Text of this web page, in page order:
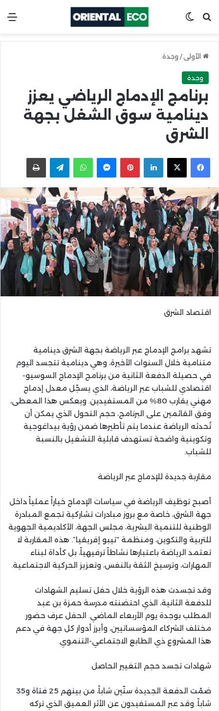
ابحث عنSwitch skin
الأولى / وجدة
وجدة
برنامج الإدماج الرياضي يعزز
دينامية سوق الشغل بجهة
الشرق
Facebook
X
LinkedIn
Pinterest
Messenger
WhatsApp
Telegramاطبعها
اقتصاد الشرق
تشهد برامج الإدماج عبر الرياضة بجهة الشرق دينامية
متنامية خلال السنوات الأخيرة، وهي دينامية تتجسد اليوم
في حصيلة الدفعة الثانية من برنامج الإدماج السوسيو-
اقتصادي للشباب عبر الرياضة، الذي يسجّل معدل إدماج
مهني يقارب 80% من المستفيدين. ويعكس هذا المعطى،
وفق القائمين على البرنامج، حجم التحول الذي يمكن أن
تُحدثه الرياضة عندما يتم تأطيرها ضمن رؤية بيداغوجية
وتكوينية واضحة تستهدف قابلية التشغيل بالنسبة
للشباب.
مقاربة جديدة للإدماج عبر الرياضة
أصبح توظيف الرياضة في سياسات الإدماج خياراً عملياً داخل
جهة الشرق، خاصة مع بروز مبادرات تشاركية تجمع المبادرة
الوطنية للتنمية البشرية، مجلس الجهة، الأكاديمية الجهوية
للتربية والتكوين، ومنظمة “تيبو إفريقيا”. هذه المقاربة لا
تعتمد الرياضة باعتبارها نشاطاً ترفيهياً، بل كأداة لبناء
المهارات، وترسيخ الثقة بالنفس، وتعزيز الحركية الاجتماعية.
وقد تجسدت هذه الرؤية خلال حفل تسليم الشهادات
للدفعة الثانية، الذي احتضنته مدرسة حمزة بن عبد
المطلب بوجدة يوم الأربعاء الماضي. الحفل عرف حضور
مختلف الشركاء المؤسساتيين، وأبرز أدوار كل جهة في دعم
هذا المشروع ذي الطابع الاجتماعي-التنموي.
شهادات تجسد حجم التغيير الحاصل
ضمّت الدفعة الجديدة ستّين شاباً، من بينهم 25 فتاة و35
شاباً. وقد عبر المستفيدون عن الأثر العميق الذي تركه